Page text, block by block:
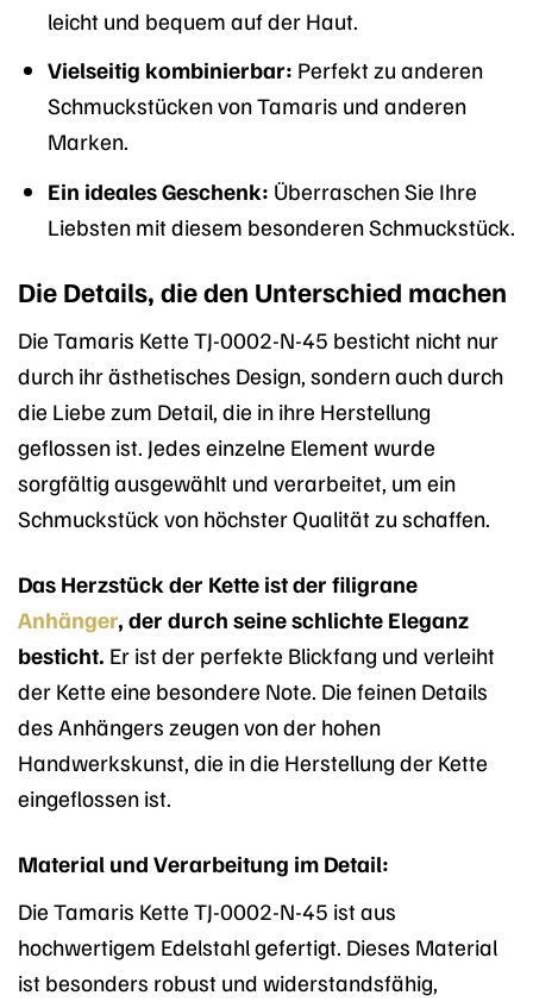
leicht und bequem auf der Haut.
Vielseitig kombinierbar: Perfekt zu anderen
Schmuckstücken von Tamaris und anderen
Marken.
Ein ideales Geschenk: Überraschen Sie Ihre
Liebsten mit diesem besonderen Schmuckstück.
Die Details, die den Unterschied machen
Die Tamaris Kette TJ-0002-N-45 besticht nicht nur
durch ihr ästhetisches Design, sondern auch durch
die Liebe zum Detail, die in ihre Herstellung
geflossen ist. Jedes einzelne Element wurde
sorgfältig ausgewählt und verarbeitet, um ein
Schmuckstück von höchster Qualität zu schaffen.
Das Herzstück der Kette ist der filigrane
Anhänger, der durch seine schlichte Eleganz
besticht. Er ist der perfekte Blickfang und verleiht
der Kette eine besondere Note. Die feinen Details
des Anhängers zeugen von der hohen
Handwerkskunst, die in die Herstellung der Kette
eingeflossen ist.
Material und Verarbeitung im Detail:
Die Tamaris Kette TJ-0002-N-45 ist aus
hochwertigem Edelstahl gefertigt. Dieses Material
ist besonders robust und widerstandsfähig,